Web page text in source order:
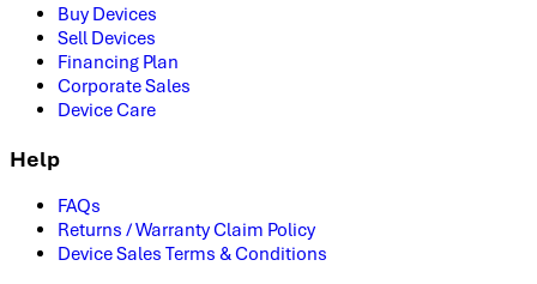
Buy Devices
Sell Devices
Financing Plan
Corporate Sales
Device Care
Help
FAQs
Returns / Warranty Claim Policy
Device Sales Terms & Conditions